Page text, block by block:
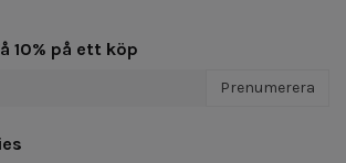
10% på ett köp
Prenumerera